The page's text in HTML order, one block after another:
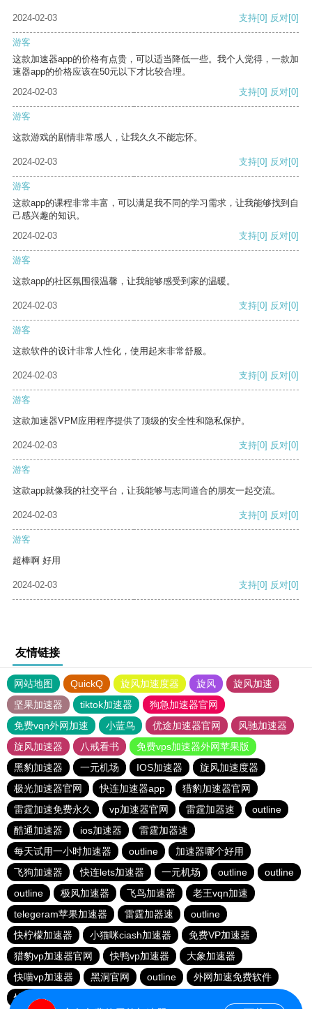
2024-02-03 支持[0] 反对[0]
游客
这款加速器app的价格有点贵，可以适当降低一些。我个人觉得，一款加
速器app的价格应该在50元以下才比较合理。
2024-02-03
支持[0] 反对[0]
游客
这款游戏的剧情非常感人，让我久久不能忘怀。
2024-02-03 支持[0] 反对[0]
游客
这款app的课程非常丰富，可以满足我不同的学习需求，让我能够找到自
己感兴趣的知识。
2024-02-03
支持[0] 反对[0]
游客
这款app的社区氛围很温馨，让我能够感受到家的温暖。
2024-02-03 支持[0] 反对[0]
游客
这款软件的设计非常人性化，使用起来非常舒服。
2024-02-03 支持[0] 反对[0]
游客
这款加速器VPM应用程序提供了顶级的安全性和隐私保护。
2024-02-03 支持[0] 反对[0]
游客
这款app就像我的社交平台，让我能够与志同道合的朋友一起交流。
2024-02-03 支持[0] 反对[0]
游客
超棒啊 好用
2024-02-03 支持[0] 反对[0]
友情链接
网站地图 QuickQ 旋风加速度器 旋风
旋风加速
坚果加速器
tiktok加速器
狗急加速器官网
免费vqn外网加速
小蓝鸟 优途加速器官网
风驰加速器
旋风加速器
八戒看书
免费vps加速器外网苹果版
黑豹加速器
一元机场 IOS加速器
旋风加速度器
极光加速器官网
快连加速器app
猎豹加速器官网
雷霆加速免费永久
vp加速器官网 雷霆加器速
outline
酷通加速器
ios加速器
雷霆加器速
每天试用一小时加速器
outline
加速器哪个好用
飞狗加速器
快连lets加速器 一元机场 outline
outline
outline
极风加速器 飞鸟加速器
老王vqn加速
telegeram苹果加速器
雷霆加器速
outline
快柠檬加速器
小猫咪ciash加速器
免费VP加速器
猎豹vp加速器官网
快鸭vp加速器
大象加速器
快喵vp加速器
黑洞官网 outline
外网加速免费软件
快连加速器app